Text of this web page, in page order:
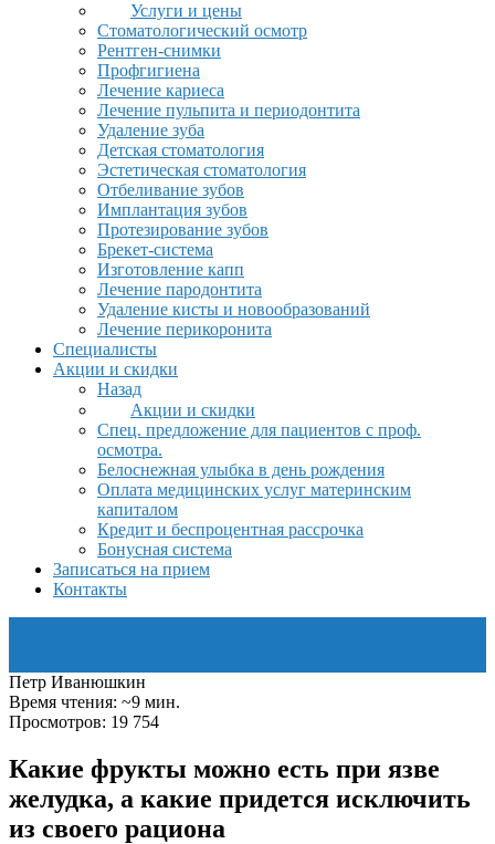
Услуги и цены
Стоматологический осмотр
Рентген-снимки
Профгигиена
Лечение кариеса
Лечение пульпита и периодонтита
Удаление зуба
Детская стоматология
Эстетическая стоматология
Отбеливание зубов
Имплантация зубов
Протезирование зубов
Брекет-система
Изготовление капп
Лечение пародонтита
Удаление кисты и новообразований
Лечение перикоронита
Специалисты
Акции и скидки
Назад
Акции и скидки
Спец. предложение для пациентов с проф.
осмотра.
Белоснежная улыбка в день рождения
Оплата медицинских услуг материнским
капиталом
Кредит и беспроцентная рассрочка
Бонусная система
Записаться на прием
Контакты
Петр Иванюшкин
Время чтения: ~9 мин.
Просмотров: 19 754
Какие фрукты можно есть при язве
желудка, а какие придется исключить
из своего рациона